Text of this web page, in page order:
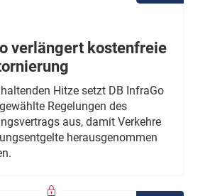
verlängert kostenfreie
Hitze setzt DB InfraGo
Regelungen des
aus, damit Verkehre
herausgenommen